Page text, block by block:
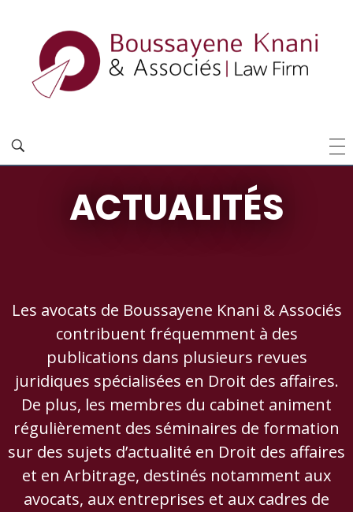
ACTUALITÉS
Les avocats de Boussayene Knani & Associés
contribuent fréquemment à des
publications dans plusieurs revues
juridiques spécialisées en Droit des affaires.
De plus, les membres du cabinet animent
régulièrement des séminaires de formation
sur des sujets d’actualité en Droit des affaires
et en Arbitrage, destinés notamment aux
avocats, aux entreprises et aux cadres de